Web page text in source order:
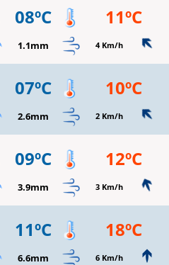
08ºC 11ºC
1.1mm 4 Km/h
07ºC 10ºC
2.6mm 2 Km/h
09ºC 12ºC
3.9mm 3 Km/h
11ºC 18ºC
6.6mm 6 Km/h